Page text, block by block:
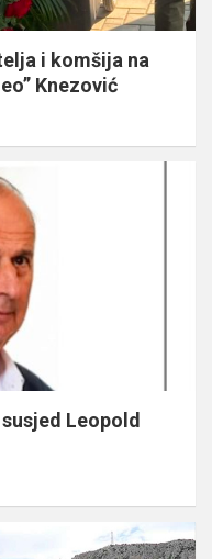
i komšija na
Knezović
Leopold